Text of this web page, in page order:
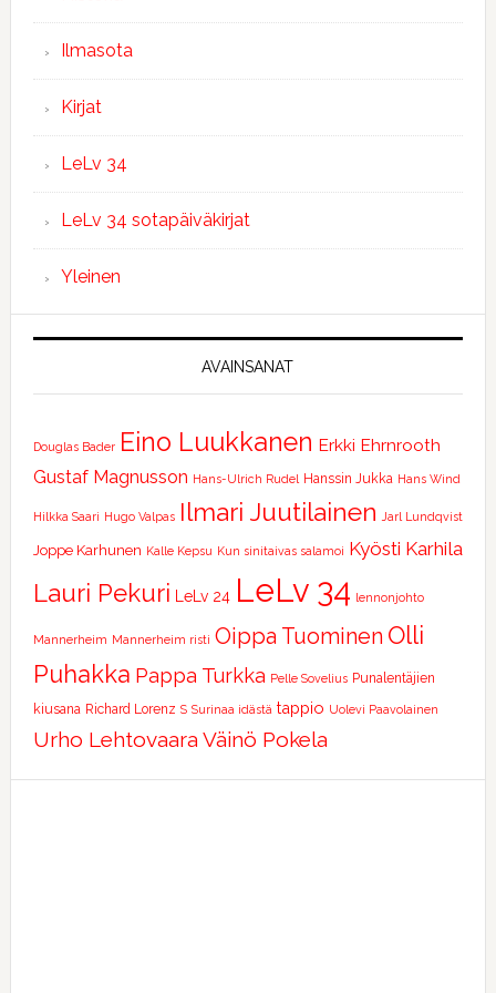
Ilmasota
Kirjat
LeLv 34
LeLv 34 sotapäiväkirjat
Yleinen
AVAINSANAT
Douglas Bader Eino Luukkanen Erkki Ehrnrooth
Gustaf Magnusson Hans-Ulrich Rudel Hanssin Jukka Hans Wind
Hilkka Saari Hugo Valpas Ilmari Juutilainen Jarl Lundqvist
Joppe Karhunen Kalle Kepsu Kun sinitaivas salamoi Kyösti Karhila
Lauri Pekuri LeLv 24 LeLv 34 lennonjohto
Mannerheim Mannerheim risti Oippa Tuominen Olli
Puhakka Pappa Turkka Pelle Sovelius Punalentäjien
kiusana Richard Lorenz S Surinaa idästä tappio Uolevi Paavolainen
Urho Lehtovaara Väinö Pokela